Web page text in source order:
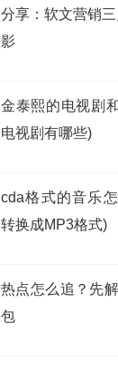
分享：软文营销
影
金泰熙的电视剧
电视剧有哪些)
cda格式的音乐
转换成MP3格式)
热点怎么追？先
包